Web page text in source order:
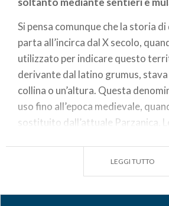
Si pensa comunque che la storia
parta all’incirca dal X secolo,
utilizzato per indicare questo
derivante dal latino grumus, stava
collina o un’altura. Questa
uso fino all’epoca medievale,
sostituito dall’attuale Parzanica.
LEGGI TUTTO